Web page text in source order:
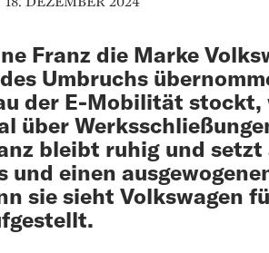
Franz die Marke
Umbruchs
der E-Mobilität stockt,
über
bleibt ruhig und setzt
und einen
sie sieht Volkswagen